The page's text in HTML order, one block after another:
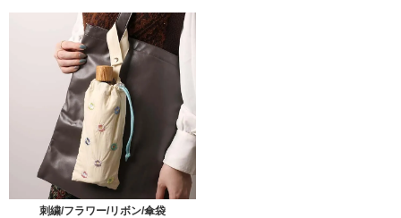
刺繍/フラワー/リボン/傘袋